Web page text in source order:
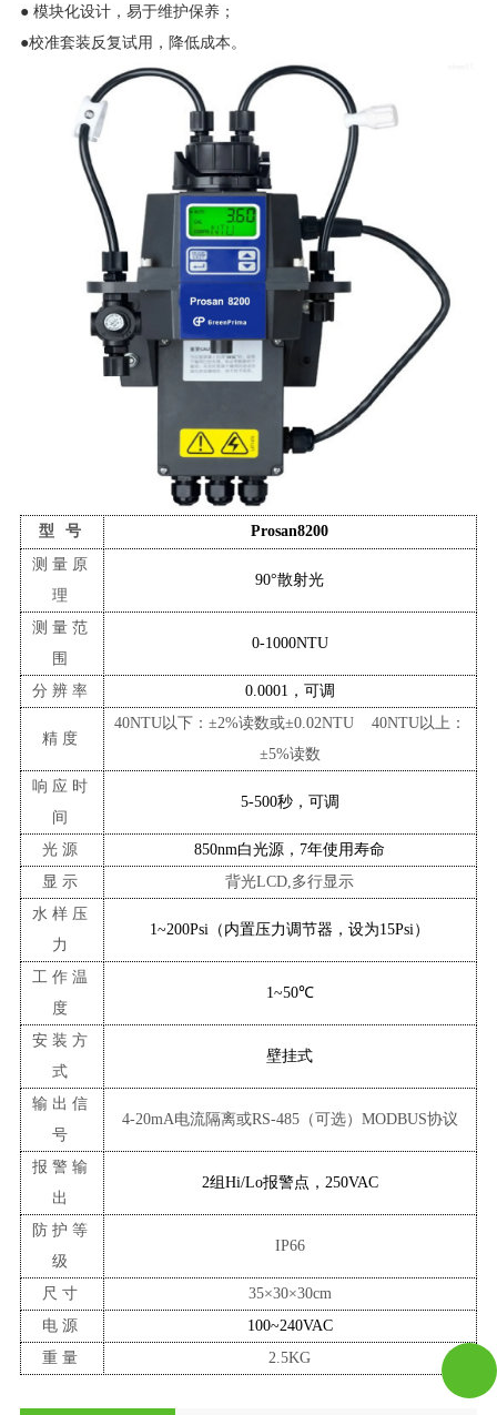
● 模块化设计，易于维护保养；
●校准套装反复试用，降低成本。
型 号
Prosan8200
测量 原
理
90°散射光
测量 范
围
0-1000NTU
分辨率 0.0001，可调
精度
40NTU以下： ±2%读数或±0.02NTU 40NTU以上：
±5%读数
响应时
间
5-500秒，可调
光源
850nm白光源，7年使用寿命
显示
背光LCD,多行显示
水样压
力
1~200Psi（内置压力调节器，设为15Psi）
工作温
度
1~50℃
安装方
式
壁挂式
输出信
号
4-20mA电流隔离或RS-485（可选）MODBUS协议
报警输
出
2组Hi/Lo报警点，250VAC
防护等
级
IP66
尺寸 35×30×30cm
电源
100~240VAC
重量
2.5KG